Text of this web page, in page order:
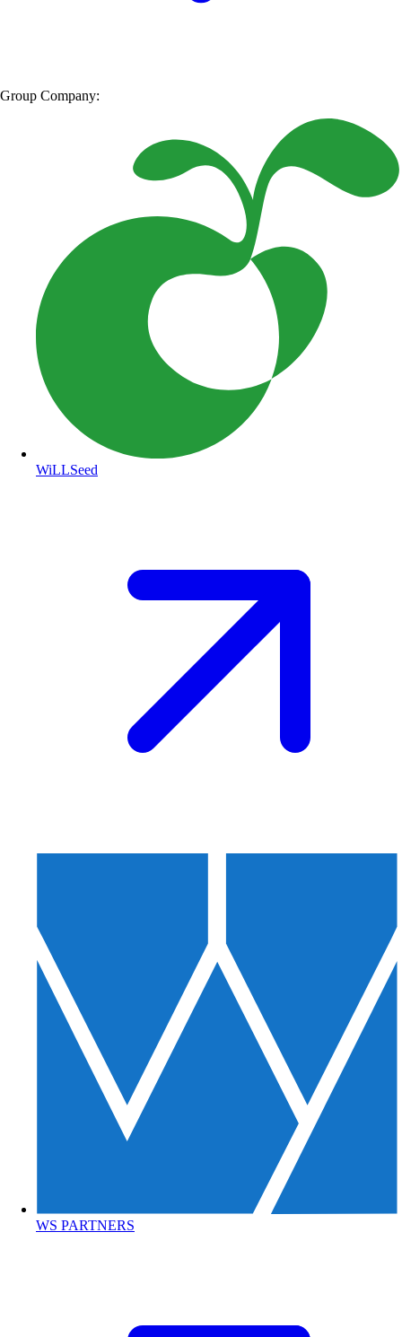
Group Company:
WiLLSeed
WS PARTNERS